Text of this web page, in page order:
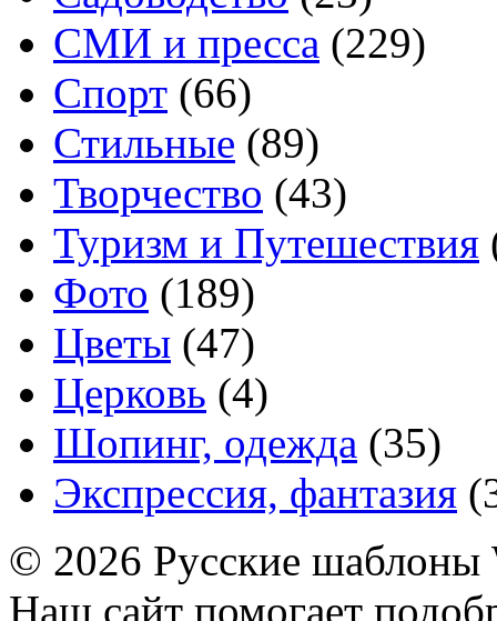
СМИ и пресса (229)
Спорт (66)
Стильные (89)
Творчество (43)
Туризм и Путешествия
Фото (189)
Цветы (47)
Церковь (4)
Шопинг, одежда (35)
Экспрессия, фантазия
© 2026 Русские шаблоны
Наш сайт помогает